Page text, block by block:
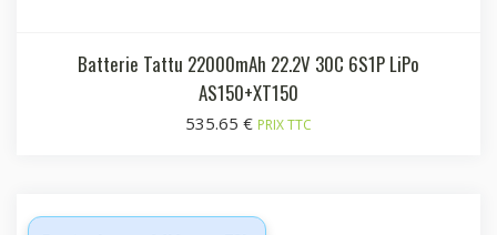
Batterie Tattu 22000mAh 22.2V 30C 6S1P LiPo
AS150+XT150
535.65 € PRIX TTC